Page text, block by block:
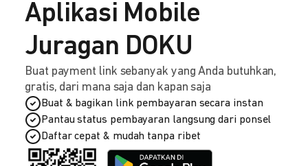
Aplikasi Mobile
Juragan DOKU
Buat payment link sebanyak yang Anda butuhkan,
gratis, dari mana saja dan kapan saja
Buat & bagikan link pembayaran secara instan
Pantau status pembayaran langsung dari ponsel
Daftar cepat & mudah tanpa ribet